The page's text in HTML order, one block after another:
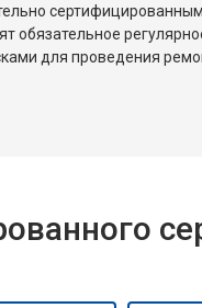
обязательное
для проведения